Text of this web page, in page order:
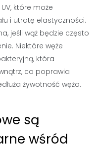
które może
i utratę elastyczności.
jeśli wąż będzie często
Niektóre węże
która
co poprawia
żywotność węża.
są
wśród